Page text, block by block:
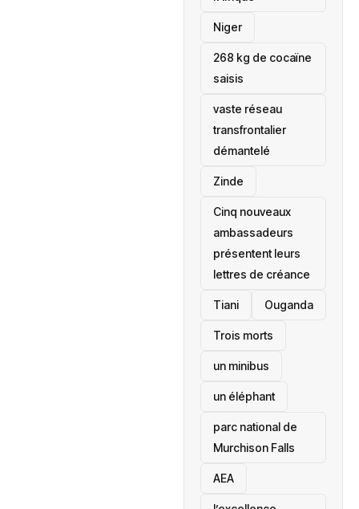
‎Niger
268 kg de cocaïne
saisis
vaste réseau
transfrontalier
démantelé
Zinde
Cinq nouveaux
ambassadeurs
présentent leurs
lettres de créance
Tiani ‎Ouganda
Trois morts
un minibus
un éléphant
parc national de
Murchison Falls
AEA